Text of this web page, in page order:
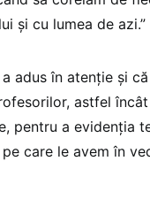
și cu lumea de azi.”
adus în atenție și
astfel
pentru a evidenția
care le avem în